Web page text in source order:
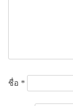
ชื่อ *